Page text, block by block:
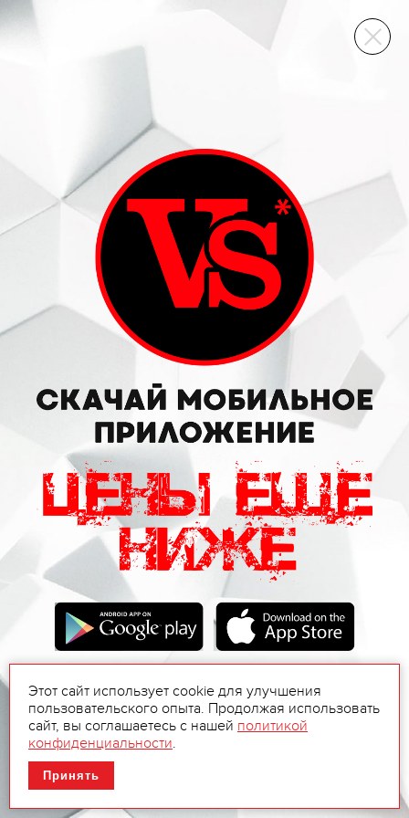
ВИННЫЙ СКЛАД
Этот сайт использует cookie для улучшения
пользовательского опыта. Продолжая использовать
сайт, вы соглашаетесь с нашей политикой
конфиденциальности.
Принять